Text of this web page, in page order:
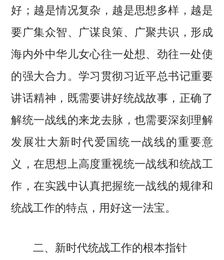
好；越是情况复杂，越是思想多样，越是
要广集众智、广谋良策、广聚共识，形成
海内外中华儿女心往一处想、劲往一处使
的强大合力。学习贯彻习近平总书记重要
讲话精神，既需要讲好统战故事，正确了
解统一战线的来龙去脉，也需要深刻理解
发展壮大新时代爱国统一战线的重要意
义，在思想上高度重视统一战线和统战工
作，在实践中认真把握统一战线的规律和
统战工作的特点，用好这一法宝。
二、新时代统战工作的根本指针